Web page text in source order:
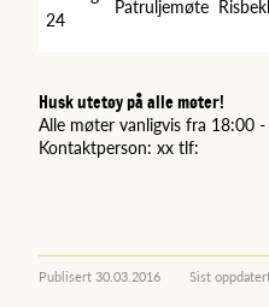
24
Patruljemøte
Husk utetøy på alle møter!
Alle møter vanligvis fra 18:00
Kontaktperson: xx tlf:
Publisert30.03.2016 Sist